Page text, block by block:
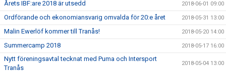
Årets IBF:are 2018 är utsedd 2018-06-01 09:00
Ordförande och ekonomiansvarig omvalda för 20:e året 2018-05-31 13:00
Malin Ewerlöf kommer till Tranås! 2018-05-20 14:00
Summercamp 2018 2018-05-17 16:00
Nytt föreningsavtal tecknat med Puma och Intersport
Tranås
2018-05-04 13:00